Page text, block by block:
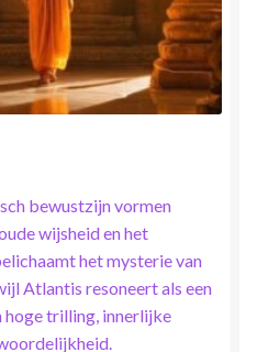
Zuilen
bewustzijn vormen
wijsheid en het
het mysterie van
Atlantis resoneert als een
hoge trilling, innerlijke